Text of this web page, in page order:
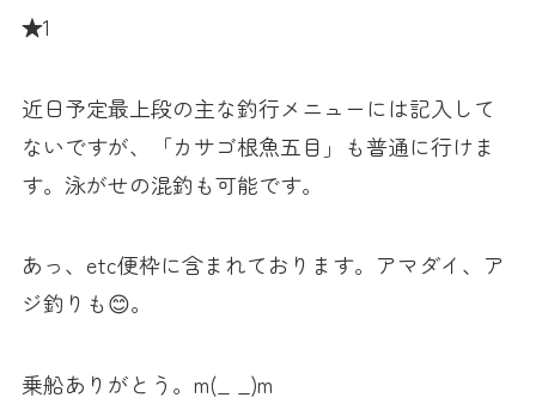
★1
近日予定最上段の主な釣行メニューには記入して
ないですが、「カサゴ根魚五目」も普通に行けま
す。泳がせの混釣も可能です。
あっ、etc便枠に含まれております。アマダイ、ア
ジ釣りも😊。
乗船ありがとう。m(_ _)m